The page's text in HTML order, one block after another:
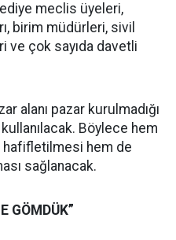
meclis üyeleri,
birim müdürleri, sivil
çok sayıda davetli
alanı pazar kurulmadığı
Böylece hem
hem de
sağlanacak.
GÖMDÜK”